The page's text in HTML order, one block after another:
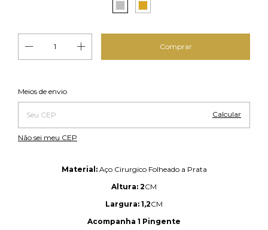
Entregas para o CEP:
Meios de envio
Calcular
Não sei meu CEP
Material: Aço Cirurgico Folheado a Prata
Altura: 2CM
Largura: 1,2CM
Acompanha 1 Pingente